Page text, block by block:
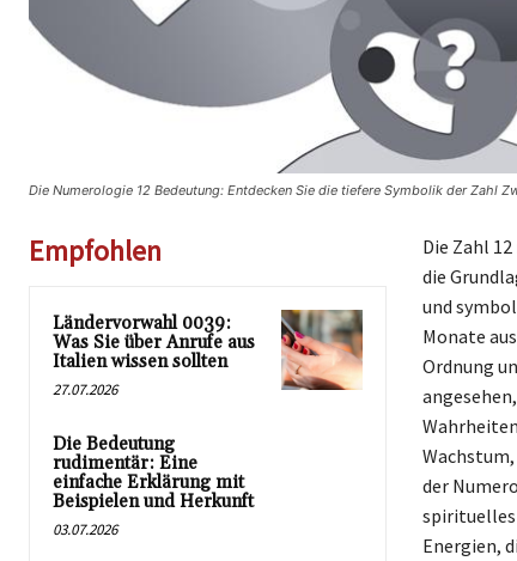
Die Numerologie 12 Bedeutung: Entdecken Sie die tiefere Symbolik der Zahl
Empfohlen
Ländervorwahl 0039:
Was Sie über Anrufe aus
Italien wissen sollten
27.07.2026
Die Bedeutung
rudimentär: Eine
einfache Erklärung mit
Beispielen und Herkunft
03.07.2026
Die Zahl
die
und
Monate
Ordnung
der
spirituelles
Energien,